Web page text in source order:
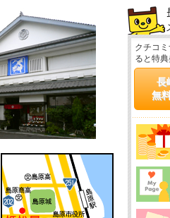
クチコ
ると特典
長
無